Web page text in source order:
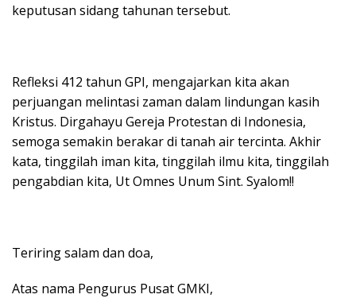
keputusan sidang tahunan tersebut.
Refleksi 412 tahun GPI, mengajarkan kita akan
perjuangan melintasi zaman dalam lindungan kasih
Kristus. Dirgahayu Gereja Protestan di Indonesia,
semoga semakin berakar di tanah air tercinta. Akhir
kata, tinggilah iman kita, tinggilah ilmu kita, tinggilah
pengabdian kita, Ut Omnes Unum Sint. Syalom!!
Teriring salam dan doa,
Atas nama Pengurus Pusat GMKI,